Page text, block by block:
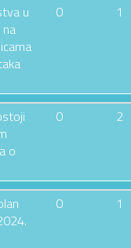
u
0 1
o
0 2
0 1